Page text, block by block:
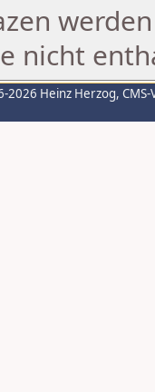
nicht
2026 Heinz Herzog,